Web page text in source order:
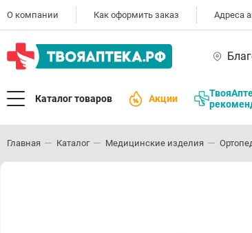
О компании Как оформить заказ Адреса
Каталог товаров Акции
Главная Каталог Медицинские изделия